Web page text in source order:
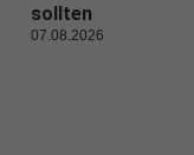
sollten
07.08.2026